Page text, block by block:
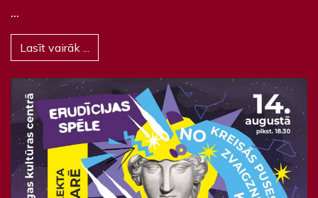
...
Lasīt vairāk ...